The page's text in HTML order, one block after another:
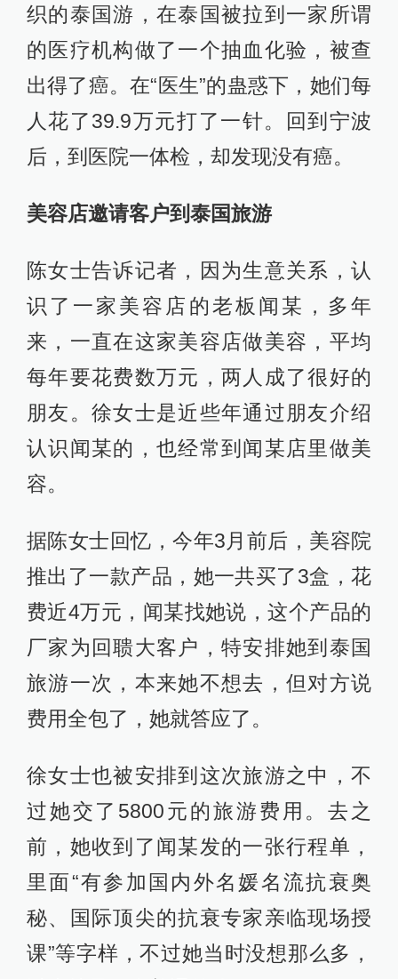
织的泰国游，在泰国被拉到一家所谓
的医疗机构做了一个抽血化验，被查
出得了癌。在“医生”的蛊惑下，她们每
人花了39.9万元打了一针。回到宁波
后，到医院一体检，却发现没有癌。
美容店邀请客户到泰国旅游
陈女士告诉记者，因为生意关系，认
识了一家美容店的老板闻某，多年
来，一直在这家美容店做美容，平均
每年要花费数万元，两人成了很好的
朋友。徐女士是近些年通过朋友介绍
认识闻某的，也经常到闻某店里做美
容。
据陈女士回忆，今年3月前后，美容院
推出了一款产品，她一共买了3盒，花
费近4万元，闻某找她说，这个产品的
厂家为回聩大客户，特安排她到泰国
旅游一次，本来她不想去，但对方说
费用全包了，她就答应了。
徐女士也被安排到这次旅游之中，不
过她交了5800元的旅游费用。去之
前，她收到了闻某发的一张行程单，
里面“有参加国内外名媛名流抗衰奥
秘、国际顶尖的抗衰专家亲临现场授
课”等字样，不过她当时没想那么多，